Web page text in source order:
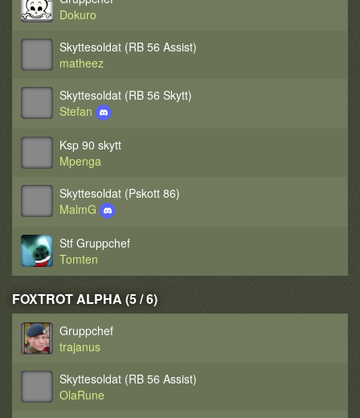
Dokuro
Skyttesoldat (RB 56 Assist)
matheez
Skyttesoldat (RB 56 Skytt)
Stefan
Ksp 90 skytt
Mpenga
Skyttesoldat (Pskott 86)
MalmG
Stf Gruppchef
Tomten
FOXTROT ALPHA (5 / 6)
Gruppchef
trajanus
Skyttesoldat (RB 56 Assist)
OlaRune